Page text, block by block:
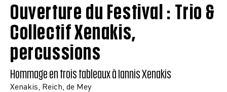
Ouverture du Festival : Trio &
Collectif Xenakis,
percussions
Hommage en trois tableaux à Iannis Xenakis
Xenakis, Reich, de Mey